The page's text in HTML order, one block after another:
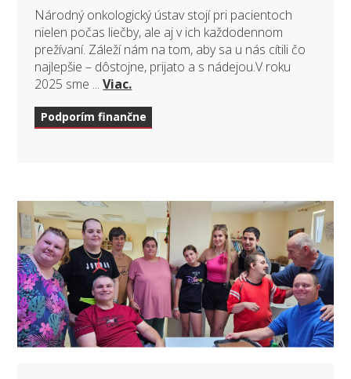
Národný onkologický ústav stojí pri pacientoch
nielen počas liečby, ale aj v ich každodennom
prežívaní. Záleží nám na tom, aby sa u nás cítili čo
najlepšie – dôstojne, prijato a s nádejou.V roku
2025 sme ...Viac.
Podporím finančne